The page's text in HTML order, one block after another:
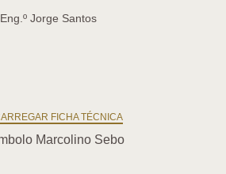
Eng.º Jorge Santos
FICHA TÉCNICA